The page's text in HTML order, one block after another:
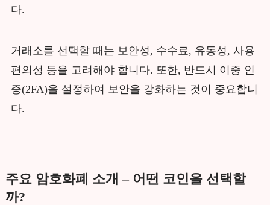
다.
거래소를 선택할 때는 보안성, 수수료, 유동성, 사용
편의성 등을 고려해야 합니다. 또한, 반드시 이중 인
증(2FA)을 설정하여 보안을 강화하는 것이 중요합니
다.
주요 암호화폐 소개 – 어떤 코인을 선택할
까?